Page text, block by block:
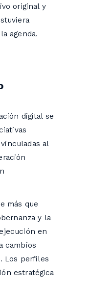
original y
agenda.
digital se
al
más que
y la
en
cambios
Los perfiles
estratégica